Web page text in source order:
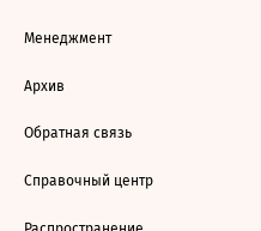
Менеджмент
Архив
Обратная связь
Справочный центр